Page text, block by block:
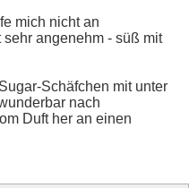
mich nicht an
angenehm - süß mit
Schäfchen mit unter
nach
Duft her an einen